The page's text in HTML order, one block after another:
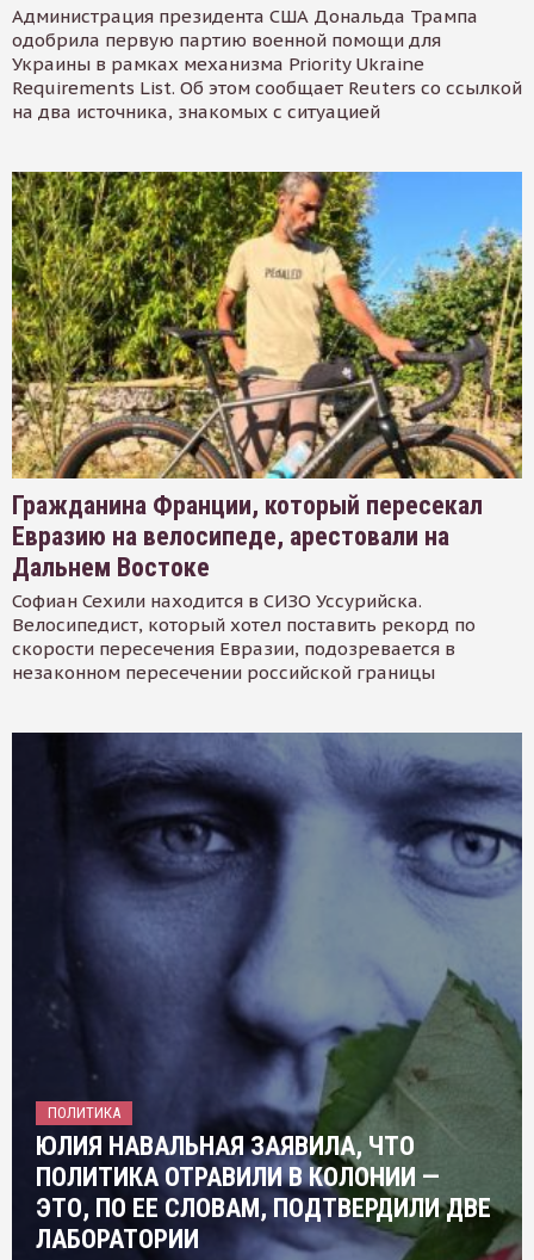
Администрация президента США Дональда Трампа
одобрила первую партию военной помощи для
Украины в рамках механизма Priority Ukraine
Requirements List. Об этом сообщает Reuters со ссылкой
на два источника, знакомых с ситуацией
Гражданина Франции, который пересекал
Евразию на велосипеде, арестовали на
Дальнем Востоке
Софиан Сехили находится в СИЗО Уссурийска.
Велосипедист, который хотел поставить рекорд по
скорости пересечения Евразии, подозревается в
незаконном пересечении российской границы
ПОЛИТИКА
ЮЛИЯ НАВАЛЬНАЯ ЗАЯВИЛА, ЧТО
ПОЛИТИКА ОТРАВИЛИ В КОЛОНИИ —
ЭТО, ПО ЕЕ СЛОВАМ, ПОДТВЕРДИЛИ ДВЕ
ЛАБОРАТОРИИ